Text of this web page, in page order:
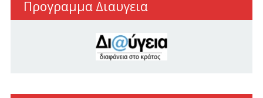
Προγραμμα Διαυγεια